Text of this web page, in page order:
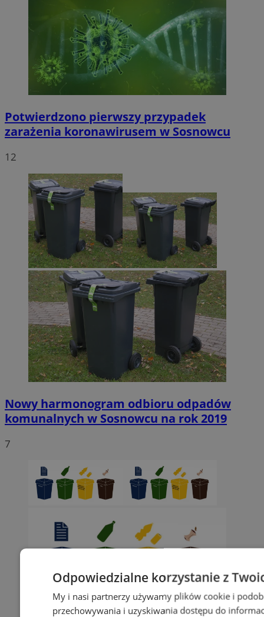
Potwierdzono pierwszy przypadek
zarażenia koronawirusem w Sosnowcu
12
Nowy harmonogram odbioru odpadów
komunalnych w Sosnowcu na rok 2019
7
Odpowiedzialne korzystanie z
My i nasi partnerzy używamy plików cookie i
przechowywania i uzyskiwania dostępu do